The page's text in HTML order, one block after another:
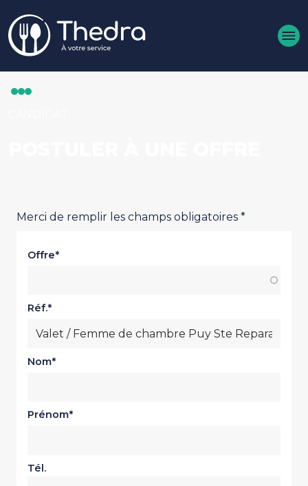
Merci de remplir les champs obligatoires *
Offre
Réf.
Nom
Prénom
Tél.